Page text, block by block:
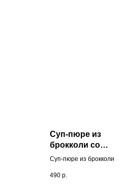
Суп-пюре из
брокколи со
страчателлой
Суп-пюре из брокколи на
страчателлой от
490 р.